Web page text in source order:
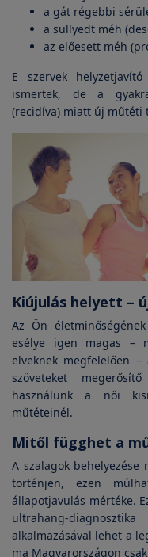
a gát régebbi
a süllyedt méh
az előesett méh
E szervek
ismertek, de a
(recidíva) miatt új műtéti
Kiújulás helyett –
Az Ön
esélye igen magas –
elveknek megfelelően
szöveteket
használunk a női
műtéteinél.
Mitől függhet a
A szalagok
történjen, ezen
állapotjavulás mértéke.
ultrahang-
alkalmazásával lehet a
ma Magyarországon